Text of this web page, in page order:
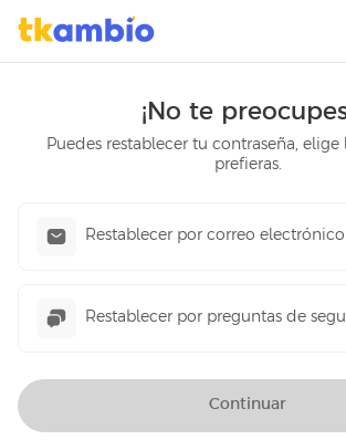
¡No te
Puedes restablecer tu contraseña,
prefieras.
Restablecer por correo electrónico
Restablecer por preguntas de
Continuar